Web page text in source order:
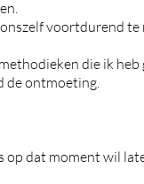
voortdurend te
die ik
de ontmoeting.
op dat moment wil